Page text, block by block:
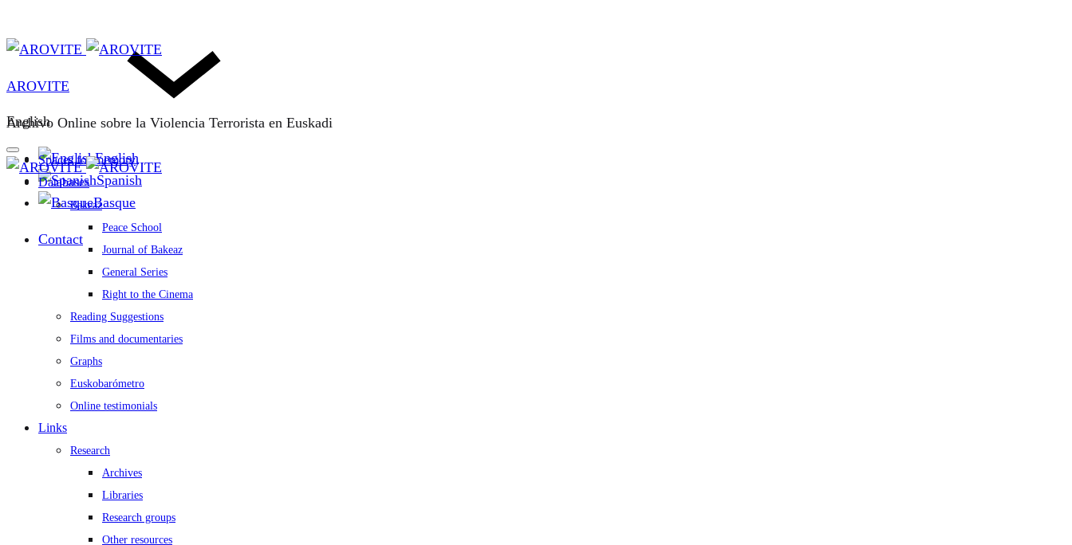
English
English
Spanish
Basque
Contact
AROVITE
Archivo Online sobre la Violencia Terrorista en Euskadi
Spaces for memory
Databases
Bakeaz
Peace School
Journal of Bakeaz
General Series
Right to the Cinema
Reading Suggestions
Films and documentaries
Graphs
Euskobarómetro
Online testimonials
Links
Research
Archives
Libraries
Research groups
Other resources